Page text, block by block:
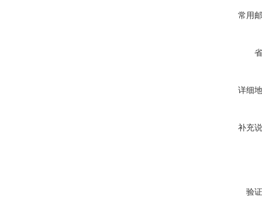
常用
详细
补充
验